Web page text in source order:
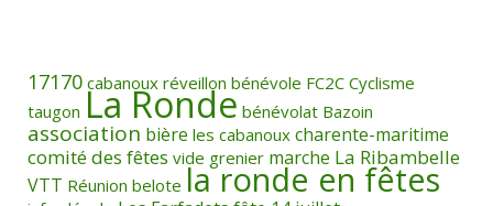
17170 cabanoux réveillon bénévole FC2C Cyclisme
taugon La Ronde bénévolat Bazoin
association bière les cabanoux charente-maritime
comité des fêtes vide grenier marche La Ribambelle
VTT Réunion belote la ronde en fêtes